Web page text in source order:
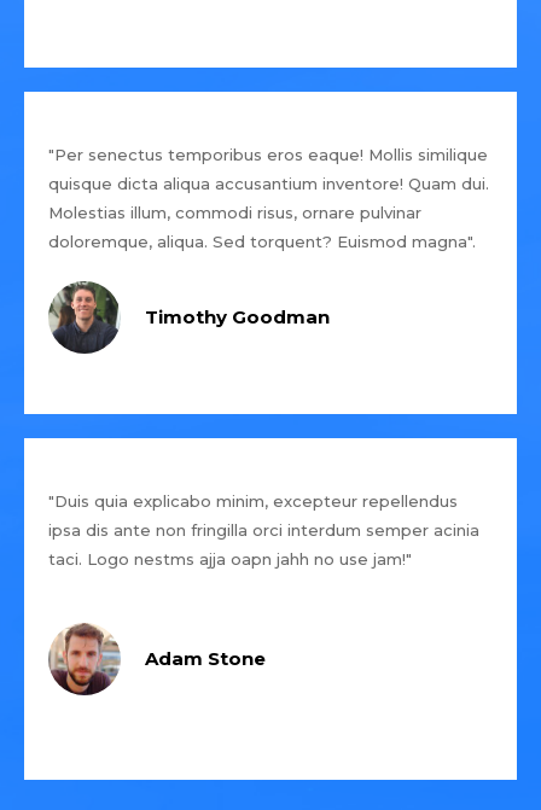
"Per senectus temporibus eros eaque! Mollis similique
quisque dicta aliqua accusantium inventore! Quam dui.
Molestias illum, commodi risus, ornare pulvinar
doloremque, aliqua. Sed torquent? Euismod magna".
Timothy Goodman
"Duis quia explicabo minim, excepteur repellendus
ipsa dis ante non fringilla orci interdum semper acinia
taci. Logo nestms ajja oapn jahh no use jam!"
Adam Stone